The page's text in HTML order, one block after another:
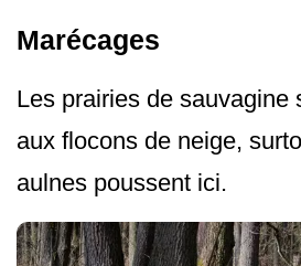
Marécages
Les prairies de sauvagine
aux flocons de neige,
aulnes poussent ici.